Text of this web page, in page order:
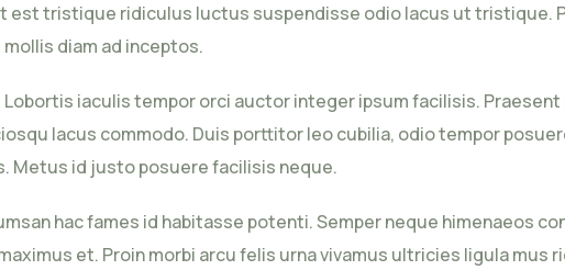
tristique ridiculus luctus suspendisse odio lacus ut tristique.
diam ad inceptos.
iaculis tempor orci auctor integer ipsum facilisis.
lacus commodo. Duis porttitor leo cubilia, odio tempor
Metus id justo posuere facilisis neque.
hac fames id habitasse potenti. Semper neque himenaeos
et. Proin morbi arcu felis urna vivamus ultricies ligula mus